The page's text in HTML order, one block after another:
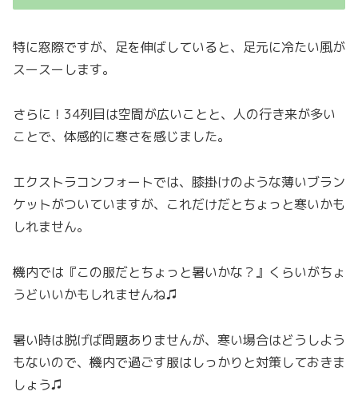
特に窓際ですが、足を伸ばしていると、足元に冷たい風が
スースーします。
さらに！34列目は空間が広いことと、人の行き来が多い
ことで、体感的に寒さを感じました。
エクストラコンフォートでは、膝掛けのような薄いブラン
ケットがついていますが、これだけだとちょっと寒いかも
しれません。
機内では『この服だとちょっと暑いかな？』くらいがちょ
うどいいかもしれませんね♫
暑い時は脱げば問題ありませんが、寒い場合はどうしよう
もないので、機内で過ごす服はしっかりと対策しておきま
しょう♫